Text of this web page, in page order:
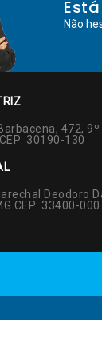
Não
472,
30190-130
Deodoro
CEP: 33400-000